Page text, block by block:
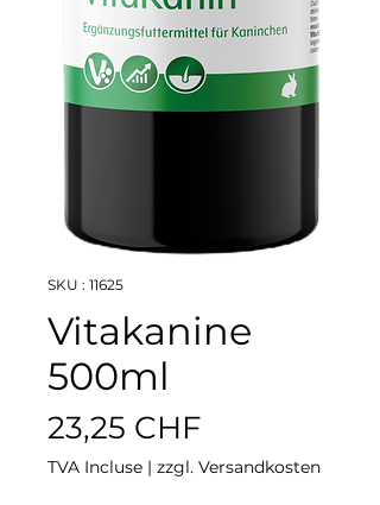
SKU : 11625
Vitakanine
500ml
23,25 CHFPrix
TVA Incluse | zzgl. Versandkosten